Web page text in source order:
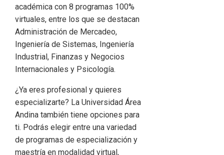
académica con 8 programas 100%
virtuales, entre los que se destacan
Administración de Mercadeo,
Ingeniería de Sistemas, Ingeniería
Industrial, Finanzas y Negocios
Internacionales y Psicología.
¿Ya eres profesional y quieres
especializarte? La Universidad Área
Andina también tiene opciones para
ti. Podrás elegir entre una variedad
de programas de especialización y
maestría en modalidad virtual,